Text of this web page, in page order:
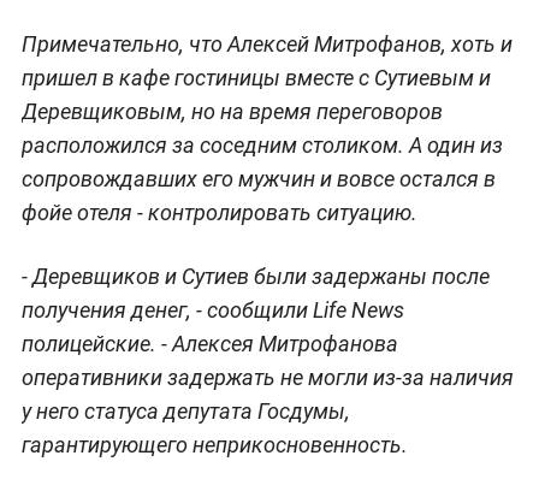
Примечательно, что Алексей Митрофанов, хоть и
пришел в кафе гостиницы вместе с Сутиевым и
Деревщиковым, но на время переговоров
расположился за соседним столиком. А один из
сопровождавших его мужчин и вовсе остался в
фойе отеля - контролировать ситуацию.
- Деревщиков и Сутиев были задержаны после
получения денег, - сообщили Life News
полицейские. - Алексея Митрофанова
оперативники задержать не могли из-за наличия
у него статуса депутата Госдумы,
гарантирующего неприкосновенность.